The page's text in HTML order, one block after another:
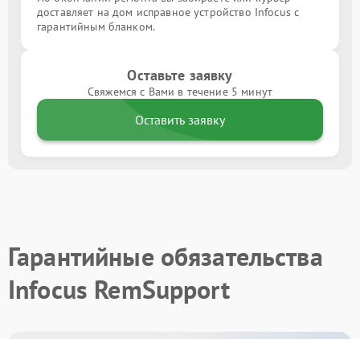
доставляет на дом исправное устройство Infocus с
гарантийным бланком.
Оставьте заявку
Свяжемся с Вами в течение 5 минут
Оставить заявку
Гарантийные обязательства
Infocus RemSupport